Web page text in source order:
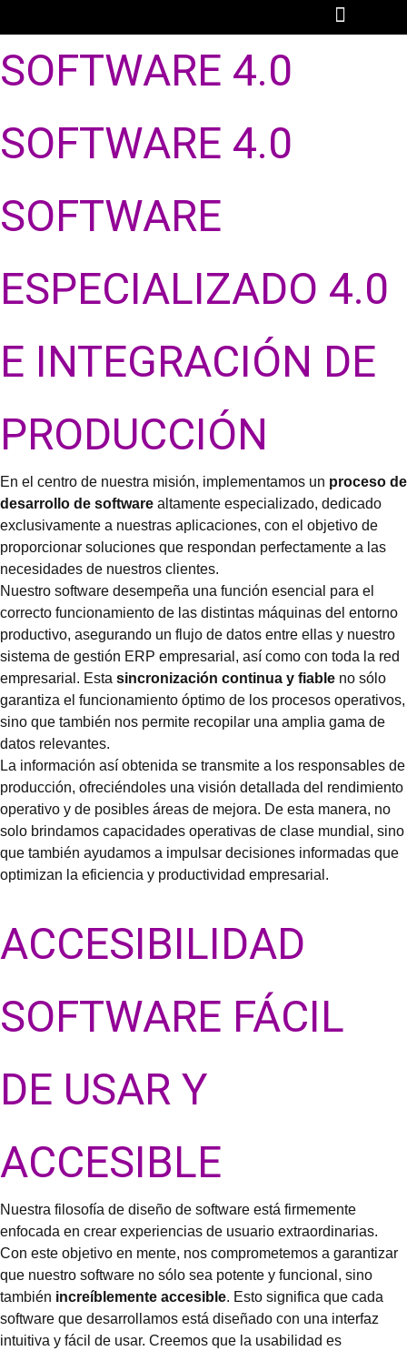
SOFTWARE 4.0
SOFTWARE 4.0
SOFTWARE
ESPECIALIZADO 4.0
E INTEGRACIÓN DE
PRODUCCIÓN
En el centro de nuestra misión, implementamos un proceso de
desarrollo de software altamente especializado, dedicado
exclusivamente a nuestras aplicaciones, con el objetivo de
proporcionar soluciones que respondan perfectamente a las
necesidades de nuestros clientes.
Nuestro software desempeña una función esencial para el
correcto funcionamiento de las distintas máquinas del entorno
productivo, asegurando un flujo de datos entre ellas y nuestro
sistema de gestión ERP empresarial, así como con toda la red
empresarial. Esta sincronización continua y fiable no sólo
garantiza el funcionamiento óptimo de los procesos operativos,
sino que también nos permite recopilar una amplia gama de
datos relevantes.
La información así obtenida se transmite a los responsables de
producción, ofreciéndoles una visión detallada del rendimiento
operativo y de posibles áreas de mejora. De esta manera, no
solo brindamos capacidades operativas de clase mundial, sino
que también ayudamos a impulsar decisiones informadas que
optimizan la eficiencia y productividad empresarial.
ACCESIBILIDAD
SOFTWARE FÁCIL
DE USAR Y
ACCESIBLE
Nuestra filosofía de diseño de software está firmemente
enfocada en crear experiencias de usuario extraordinarias.
Con este objetivo en mente, nos comprometemos a garantizar
que nuestro software no sólo sea potente y funcional, sino
también increíblemente accesible. Esto significa que cada
software que desarrollamos está diseñado con una interfaz
intuitiva y fácil de usar. Creemos que la usabilidad es